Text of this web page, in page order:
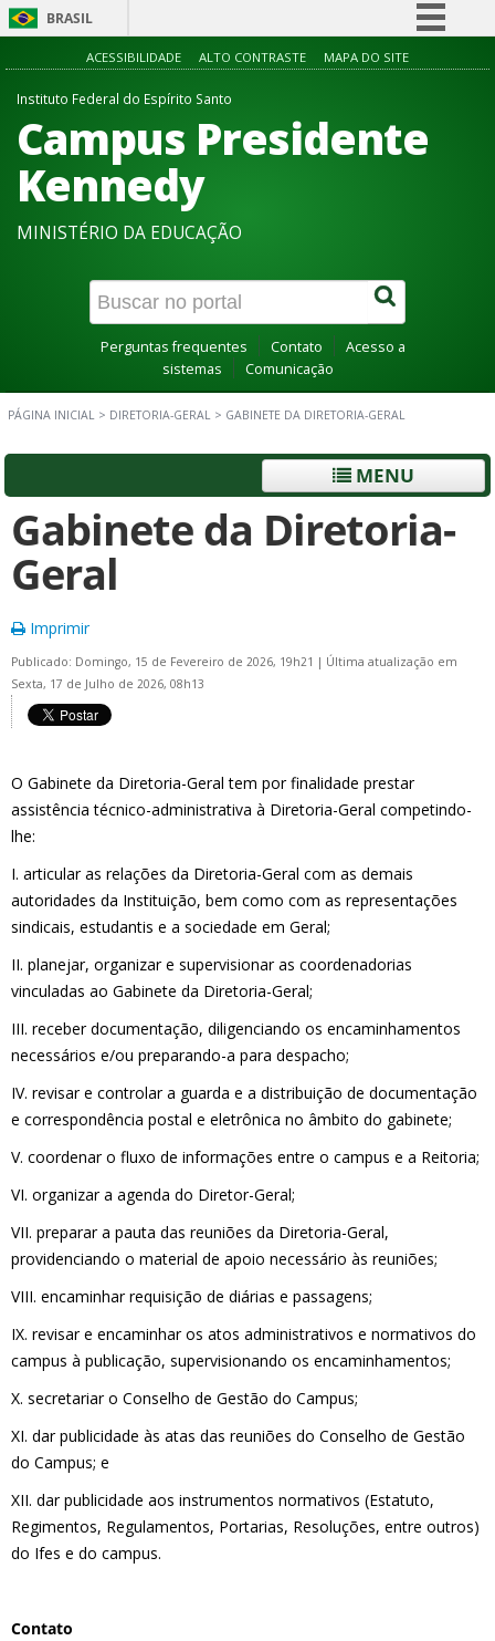
BRASIL
Simplifique!
Participe
Acesso à informação
ACESSIBILIDADE ALTO CONTRASTE MAPA DO SITE
Instituto Federal do Espírito Santo
Campus Presidente
Kennedy
MINISTÉRIO DA EDUCAÇÃO
Perguntas frequentes Contato
Acesso a
sistemas
Comunicação
PÁGINA INICIAL > DIRETORIA-GERAL > GABINETE DA DIRETORIA-GERAL
MENU
Gabinete da Diretoria-
Geral
Imprimir
Publicado: Domingo, 15 de Fevereiro de 2026, 19h21 | Última atualização em
Sexta, 17 de Julho de 2026, 08h13
O Gabinete da Diretoria-Geral tem por finalidade prestar
assistência técnico-administrativa à Diretoria-Geral competindo-
lhe:
I. articular as relações da Diretoria-Geral com as demais
autoridades da Instituição, bem como com as representações
sindicais, estudantis e a sociedade em Geral;
II. planejar, organizar e supervisionar as coordenadorias
vinculadas ao Gabinete da Diretoria-Geral;
III. receber documentação, diligenciando os encaminhamentos
necessários e/ou preparando-a para despacho;
IV. revisar e controlar a guarda e a distribuição de documentação
e correspondência postal e eletrônica no âmbito do gabinete;
V. coordenar o fluxo de informações entre o campus e a Reitoria;
VI. organizar a agenda do Diretor-Geral;
VII. preparar a pauta das reuniões da Diretoria-Geral,
providenciando o material de apoio necessário às reuniões;
VIII. encaminhar requisição de diárias e passagens;
IX. revisar e encaminhar os atos administrativos e normativos do
campus à publicação, supervisionando os encaminhamentos;
X. secretariar o Conselho de Gestão do Campus;
XI. dar publicidade às atas das reuniões do Conselho de Gestão
do Campus; e
XII. dar publicidade aos instrumentos normativos (Estatuto,
Regimentos, Regulamentos, Portarias, Resoluções, entre outros)
do Ifes e do campus.
Contato